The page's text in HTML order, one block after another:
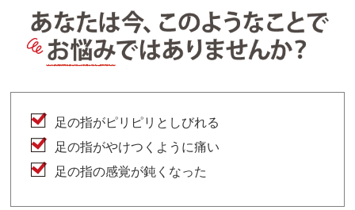
足の指がピリピリとしびれる
足の指がやけつくように痛い
足の指の感覚が鈍くなった